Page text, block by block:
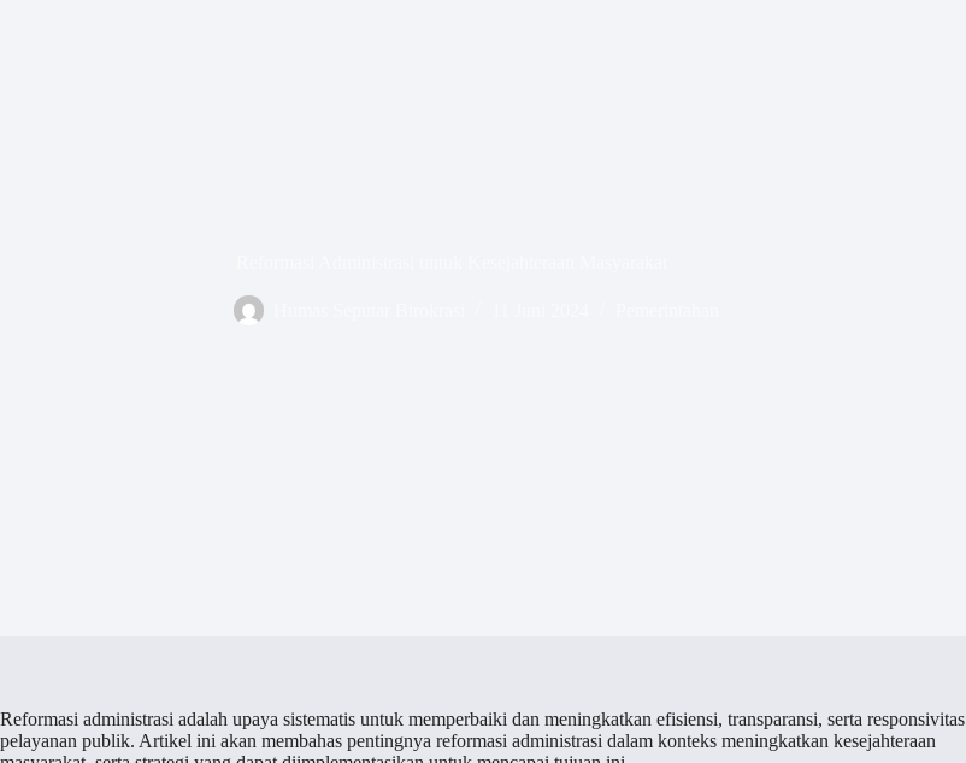
Reformasi administrasi adalah upaya sistematis untuk memperbaiki dan meningkatkan efisiensi, transparansi, serta responsivitas
pelayanan publik. Artikel ini akan membahas pentingnya reformasi administrasi dalam konteks meningkatkan kesejahteraan